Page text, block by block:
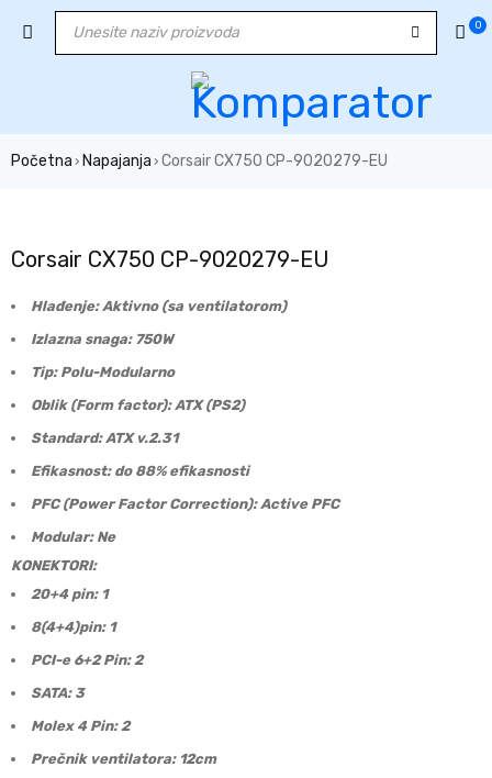
0
Početna › Napajanja › Corsair CX750 CP-9020279-EU
Corsair CX750 CP-9020279-EU
Hlađenje: Aktivno (sa ventilatorom)
Izlazna snaga: 750W
Tip: Polu-Modularno
Oblik (Form factor): ATX (PS2)
Standard: ATX v.2.31
Efikasnost: do 88% efikasnosti
PFC (Power Factor Correction): Active PFC
Modular: Ne
KONEKTORI:
20+4 pin: 1
8(4+4)pin: 1
PCI-e 6+2 Pin: 2
SATA: 3
Molex 4 Pin: 2
Prečnik ventilatora: 12cm